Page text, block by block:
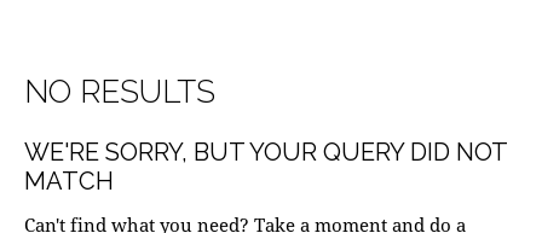
NO RESULTS
WE'RE SORRY, BUT YOUR QUERY DID NOT
MATCH
Can't find what you need? Take a moment and do a